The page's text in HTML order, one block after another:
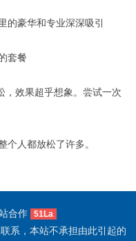
豪华和专业深深吸引
套餐
效果超乎想象。尝试一次
人都放松了许多。
合作 51La
系，本站不承担由此引起的